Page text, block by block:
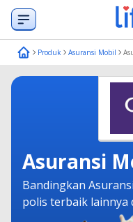
Produk Asuransi Mobil
Asuransi
Bandingkan
polis terbaik lainnya